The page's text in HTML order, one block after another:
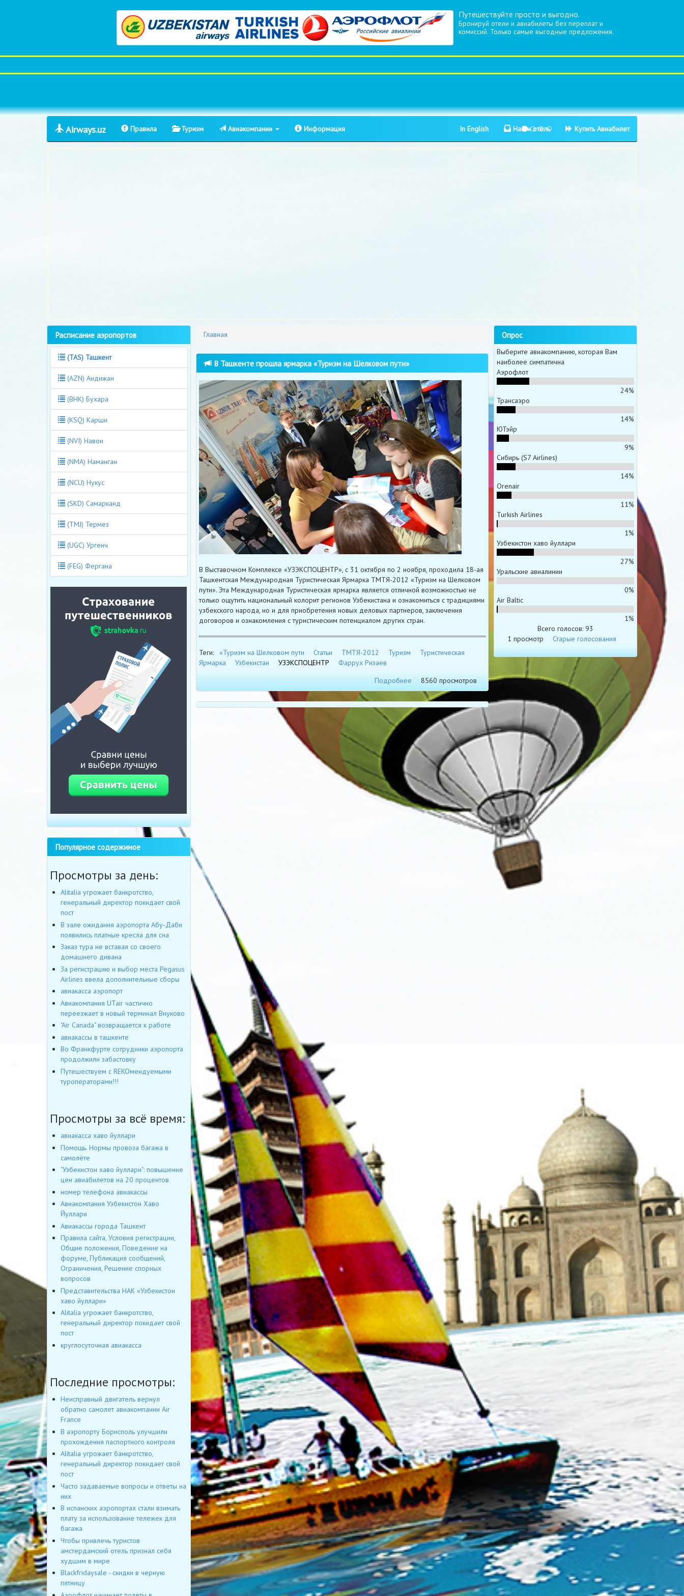
Путешествуйте просто и выгодно.
Бронируй отели и авиабилеты без переплат и
комиссий. Только самые выгодные предложения.
Airways.uz Правила Туризм Авиакомпании Информация In English Найти отель Купить Авиабилет
Главная
В Ташкенте прошла ярмарка «Туризм на Шелковом пути»
В Выставочном Комплексе «УЗЭКСПОЦЕНТР», с 31 октября по 2 ноября, проходила 18-ая
Ташкентская Международная Туристическая Ярмарка ТМТЯ-2012 «Туризм на Шелковом
пути». Эта Международная Туристическая ярмарка является отличной возможностью не
только ощутить национальный колорит регионов Узбекистана и ознакомиться с традициями
узбекского народа, но и для приобретения новых деловых партнеров, заключения
договоров и ознакомления с туристическим потенциалом других стран.
Теги: «Туризм на Шелковом пути Статьи ТМТЯ-2012 Туризм
Туристическая
Ярмарка
Узбекистан УЗЭКСПОЦЕНТР
Фаррух Ризаев
Подробнее
8560 просмотров
Расписание аэропортов
(TAS) Ташкент
(AZN) Андижан
(BHK) Бухара
(KSQ) Карши
(NVI) Навои
(NMA) Наманган
(NCU) Нукус
(SKD) Самарканд
(TMJ) Термез
(UGC) Ургенч
(FEG) Фергана
Популярное содержимое
Просмотры за день:
Alitalia угрожает банкротство,
генеральный директор покидает свой
пост
В зале ожидания аэропорта Абу-Даби
появились платные кресла для сна
Заказ тура не вставая со своего
домашнего дивана
За регистрацию и выбор места Pegasus
Airlines ввела дополнительные сборы
авиакасса аэропорт
Авиакомпания UTair частично
переезжает в новый терминал Внуково
"Air Canada" возвращается к работе
авиакассы в ташкенте
Во Франкфурте сотрудники аэропорта
продолжили забастовку
Путешествуем с REKOмендуемыми
туроператорами!!!
Просмотры за всё время:
авиакасса хаво йуллари
Помощь. Нормы провоза багажа в
самолёте
"Узбекистон хаво йуллари": повышение
цен авиабилетов на 20 процентов
номер телефона авиакассы
Авиакомпания Узбекистон Хаво
Йуллари
Авиакассы города Ташкент
Правила сайта, Условия регистрации,
Общие положения, Поведение на
форуме, Публикация сообщений,
Ограничения, Решение спорных
вопросов
Представительства НАК «Узбекистон
хаво йуллари»
Alitalia угрожает банкротство,
генеральный директор покидает свой
пост
круглосуточная авиакасса
Последние просмотры:
Неисправный двигатель вернул
обратно самолет авиакомпании Air
France
В аэропорту Борисполь улучшили
прохождения паспортного контроля
Alitalia угрожает банкротство,
генеральный директор покидает свой
пост
Часто задаваемые вопросы и ответы на
них
В испанских аэропортах стали взимать
плату за использование тележек для
багажа
Чтобы привлечь туристов
амстердамский отель признал себя
худшим в мире
Blackfridaysale - скидки в черную
пятницу
Опрос
Выберите авиакомпанию, которая Вам
наиболее симпатична
Аэрофлот
24%
Трансаэро
14%
ЮТэйр
9%
Сибирь (S7 Airlines)
14%
Orenair
11%
Turkish Airlines
1%
Узбекистон хаво йуллари
27%
Уральские авиалинии
0%
Air Baltic
1%
Всего голосов: 93
1 просмотр
Старые голосования